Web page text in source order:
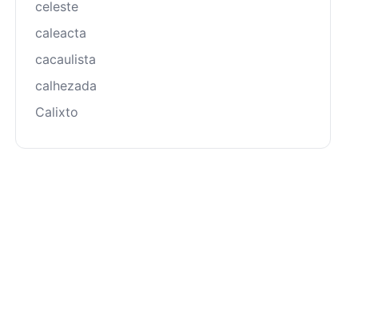
celeste
caleacta
cacaulista
calhezada
Calixto